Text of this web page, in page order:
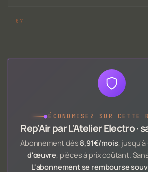
●ÉCONOMISEZ SUR CETTE
Rep'Air par L'Atelier Electro ·
Abonnement dès 8,91€/mois, jusqu'à
d'œuvre, pièces à prix coûtant.
L'abonnement se rembourse